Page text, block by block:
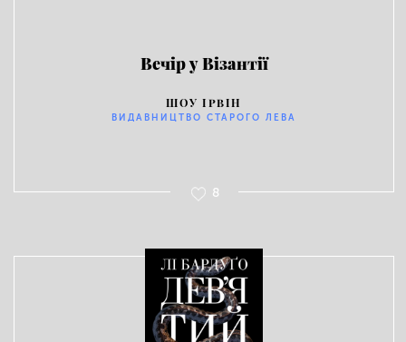
Вечір у Візантії
ШОУ ІРВІН
ВИДАВНИЦТВО СТАРОГО ЛЕВА
8